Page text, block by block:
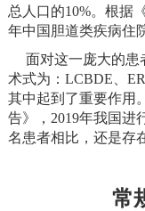
总人口的10%。根据
年中国胆道类疾病住
面对这一庞大的患
术式为：LCBDE、
其中起到了重要作用
告》，2019年我国进
名患者相比，还是存
常